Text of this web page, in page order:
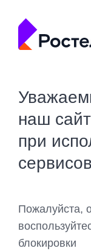
наш
при
сервисов
Пожалуйста,
блокировки